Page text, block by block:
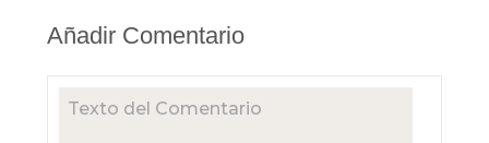
Añadir Comentario